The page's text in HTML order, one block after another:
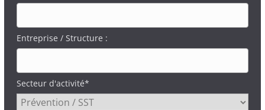
Entreprise / Structure :
Secteur d'activité*